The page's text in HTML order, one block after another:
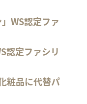
WS認定ファ
認定ファシリ
粧品に代替パ